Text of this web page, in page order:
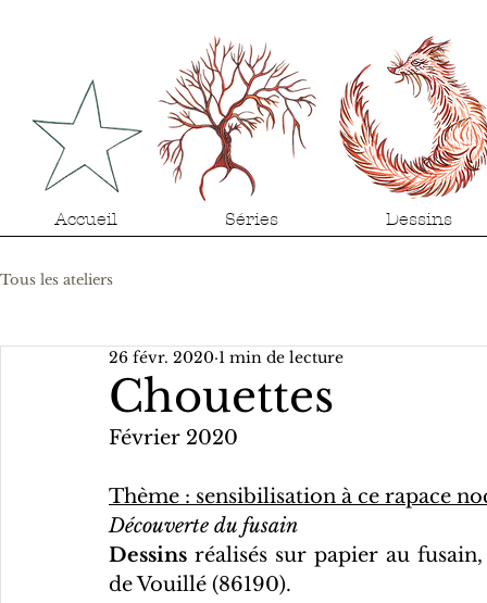
Tous les ateliers
Chouettes
26 févr. 2020 1 min de lecture
Février 2020
Thème : sensibilisation à ce rapace
Découverte du fusain
Dessins réalisés sur papier au
de Vouillé (86190).
Accueil Séries Dessins